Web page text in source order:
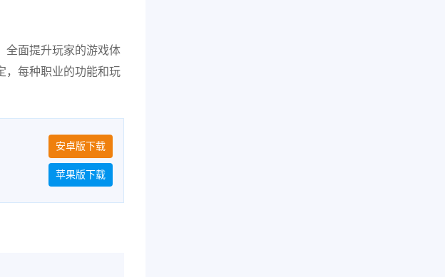
全面提升玩家的游戏体
，每种职业的功能和玩
安卓版下载
苹果版下载